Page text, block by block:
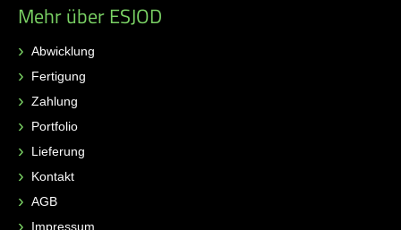
Mehr über ESJOD
Abwicklung
Fertigung
Zahlung
Portfolio
Lieferung
Kontakt
AGB
Impressum